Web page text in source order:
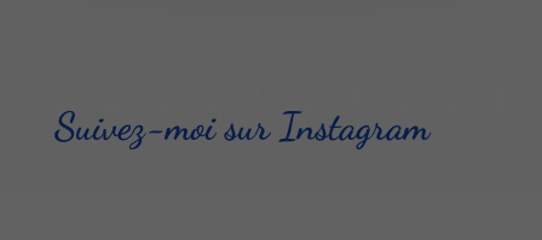
Suivez-moi sur Instagram